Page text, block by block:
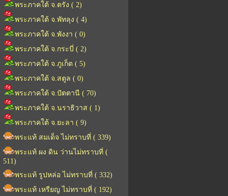
พระภาคใต้ จ.ตรัง ( 2)
พระภาคใต้ จ.พัทลุง ( 4)
พระภาคใต้ จ.พังงา ( 0)
พระภาคใต้ จ.กระบี่ ( 2)
พระภาคใต้ จ.ภูเก็ต ( 5)
พระภาคใต้ จ.สตูล ( 0)
พระภาคใต้ จ.ปัตตานี ( 70)
พระภาคใต้ จ.นราธิวาส ( 1)
พระภาคใต้ จ.ยะลา ( 9)
พระแท้ สมเด็จ ไม่ทราบที่ ( 339)
พระแท้ ผง ดิน ว่านไม่ทราบที่ (
511)
พระแท้ รูปหล่อ ไม่ทราบที่ ( 332)
พระแท้ เหรียญ ไม่ทราบที่ ( 192)